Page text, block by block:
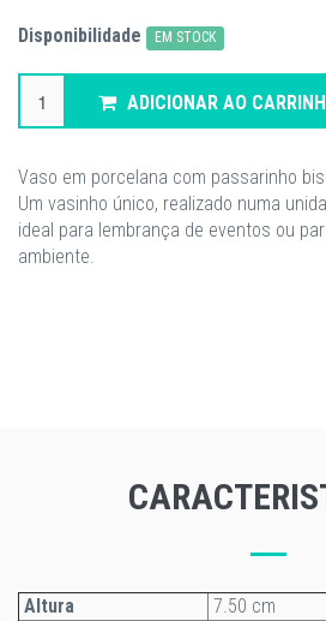
Disponibilidade EM STOCK
ADICIONAR AO
Vaso em porcelana com passarinho
Um vasinho único, realizado numa
ideal para lembrança de eventos ou
ambiente.
Altura
7.50 cm